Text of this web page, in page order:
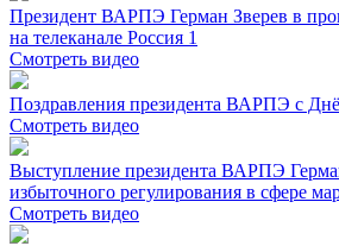
Президент ВАРПЭ Герман Зверев в
на телеканале Россия 1
Смотреть видео
Поздравления президента ВАРПЭ с
Смотреть видео
Выступление президента ВАРПЭ
избыточного регулирования в сфере
Смотреть видео